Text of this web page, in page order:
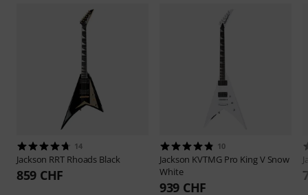
14
Jackson RRT Rhoads Black
859 CHF
10
Jackson KVTMG Pro King V Snow
White
939 CHF